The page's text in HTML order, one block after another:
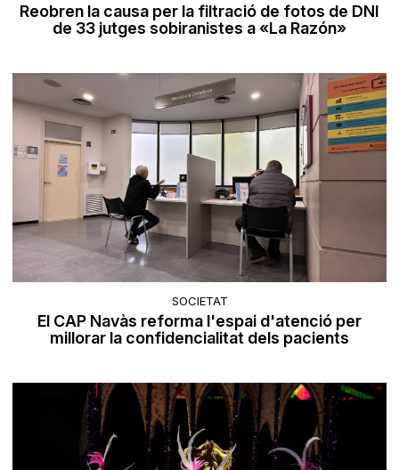
Reobren la causa per la filtració de fotos de DNI
de 33 jutges sobiranistes a «La Razón»
SOCIETAT
El CAP Navàs reforma l'espai d'atenció per
millorar la confidencialitat dels pacients